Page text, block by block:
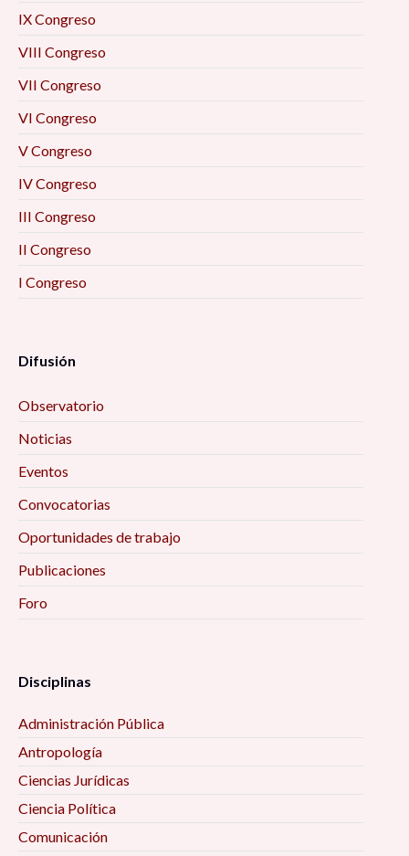
visión de los egresados 10:00 am
La resiliencia como eje enfrentar el futuro
Prevención situacional del delito 10:00 am
puede ser 10:00 am
Metamorfosis: Familia, emociones y pandemia
SENTIK: Creación de redes sociales para la
Ciclo de conferencias «Educación, Actividad
Física y Salud» 10:00 am
Encuentro Interinstitucional de Estudios
Etarios 10:00 am
ejercicio de derechos políticos y civiles 10:00 am
La filosofía de las ciencias sociales 10:00 am
Mujeres, vejez y envejecimiento desde algunas
IX Congreso
VIII Congreso
VII Congreso
VI Congreso
V Congreso
IV Congreso
III Congreso
II Congreso
I Congreso
Difusión
Observatorio
Noticias
Eventos
Convocatorias
Oportunidades de trabajo
Publicaciones
Foro
Disciplinas
Administración Pública
Antropología
Ciencias Jurídicas
Ciencia Política
Comunicación